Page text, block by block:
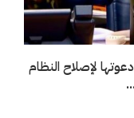
لإصلاح النظام